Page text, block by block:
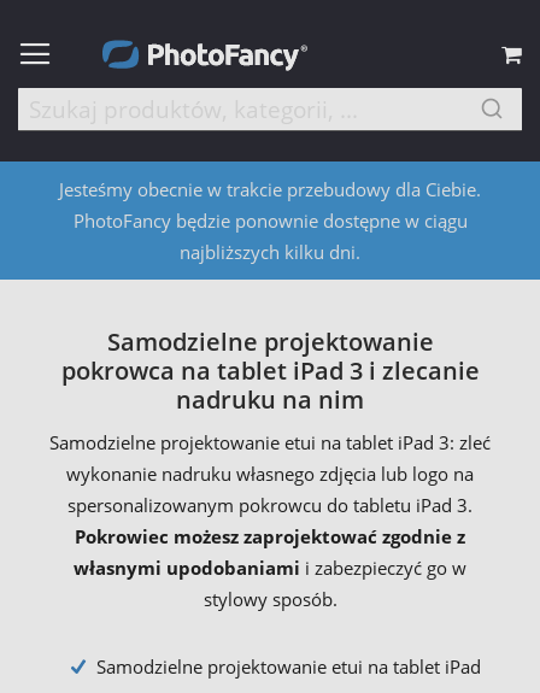
Jesteśmy obecnie w trakcie przebudowy dla Ciebie.
PhotoFancy będzie ponownie dostępne w ciągu
najbliższych kilku dni.
Samodzielne projektowanie
pokrowca na tablet iPad 3 i zlecanie
nadruku na nim
Samodzielne projektowanie etui na tablet iPad 3: zleć
wykonanie nadruku własnego zdjęcia lub logo na
spersonalizowanym pokrowcu do tabletu iPad 3.
Pokrowiec możesz zaprojektować zgodnie z
własnymi upodobaniami i zabezpieczyć go w
stylowy sposób.
Samodzielne projektowanie etui na tablet iPad